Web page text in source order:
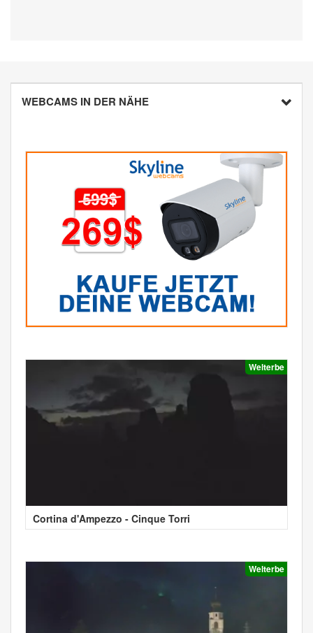
WEBCAMS IN DER NÄHE
Welterbe
Cortina d'Ampezzo - Cinque Torri
Welterbe